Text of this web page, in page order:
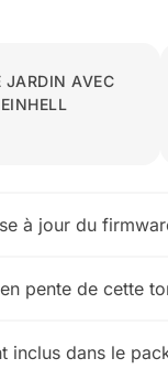
JARDIN AVEC
à jour du
pente de cette
inclus dans le